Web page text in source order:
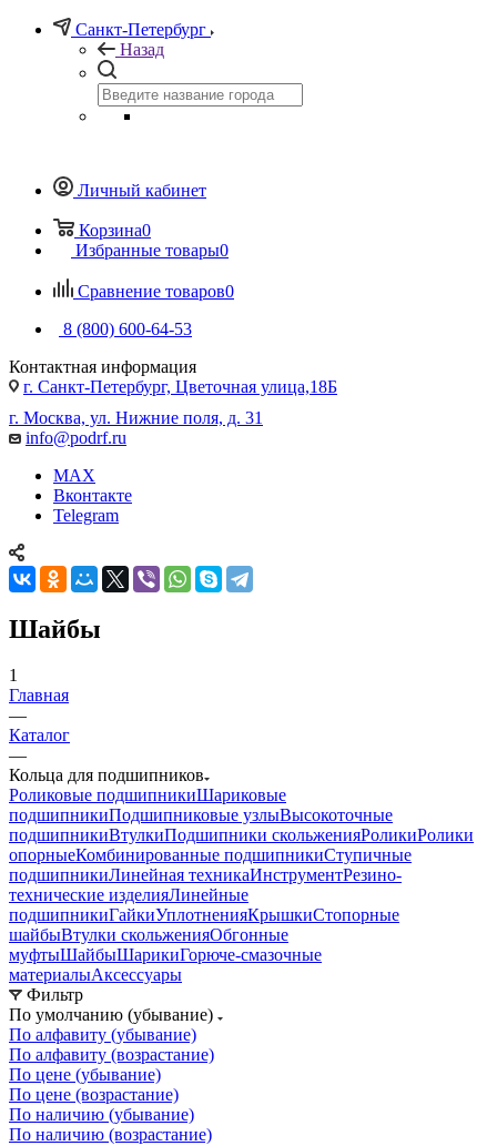
Санкт-Петербург
Назад
Личный кабинет
Корзина0
Избранные товары0
Сравнение товаров0
8 (800) 600-64-53
Контактная информация
г. Санкт-Петербург, Цветочная улица,18Б
г. Москва, ул. Нижние поля, д. 31
info@podrf.ru
MAX
Вконтакте
Telegram
Шайбы
1
Главная
—
Каталог
—
Кольца для подшипников
Роликовые подшипникиШариковые
подшипникиПодшипниковые узлыВысокоточные
подшипникиВтулкиПодшипники скольженияРоликиРолики
опорныеКомбинированные подшипникиСтупичные
подшипникиЛинейная техникаИнструментРезино-
технические изделияЛинейные
подшипникиГайкиУплотненияКрышкиСтопорные
шайбыВтулки скольженияОбгонные
муфтыШайбыШарикиГорюче-смазочные
материалыАксессуары
Фильтр
По умолчанию (убывание)
По алфавиту (убывание)
По алфавиту (возрастание)
По цене (убывание)
По цене (возрастание)
По наличию (убывание)
По наличию (возрастание)